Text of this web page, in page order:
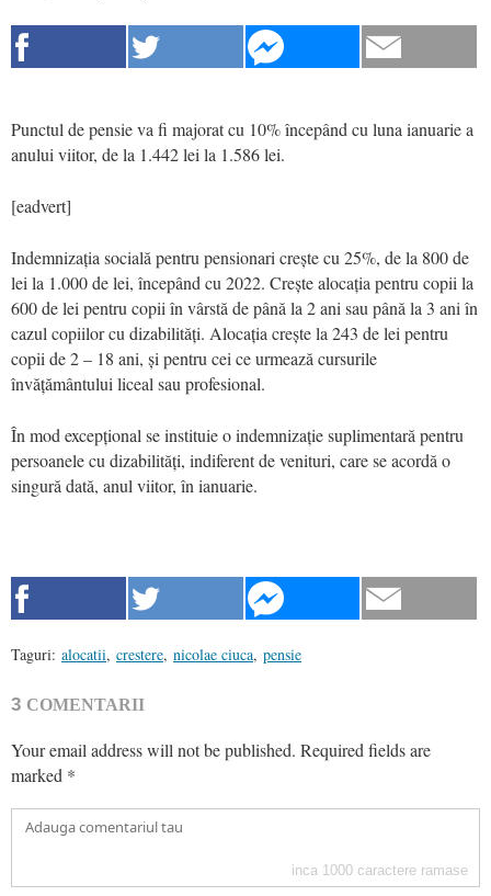
Punctul de pensie va fi majorat cu 10% începând cu luna ianuarie a
anului viitor, de la 1.442 lei la 1.586 lei.
[eadvert]
Indemnizația socială pentru pensionari crește cu 25%, de la 800 de
lei la 1.000 de lei, începând cu 2022. Crește alocația pentru copii la
600 de lei pentru copii în vârstă de până la 2 ani sau până la 3 ani în
cazul copiilor cu dizabilități. Alocația crește la 243 de lei pentru
copii de 2 – 18 ani, și pentru cei ce urmează cursurile
învățământului liceal sau profesional.
În mod excepțional se instituie o indemnizație suplimentară pentru
persoanele cu dizabilități, indiferent de venituri, care se acordă o
singură dată, anul viitor, în ianuarie.
Taguri: alocatii, crestere, nicolae ciuca, pensie
3 COMENTARII
Your email address will not be published. Required fields are
marked *
inca 1000 caractere ramase